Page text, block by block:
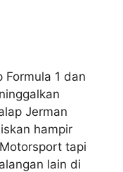
Formula 1 dan
Jerman
hampir
tapi
lain di